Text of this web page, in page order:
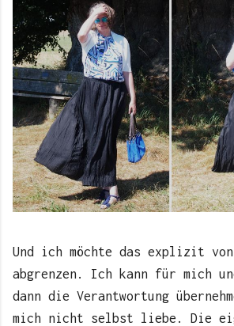
Und ich möchte das explizit von
abgrenzen. Ich kann für mich
dann die Verantwortung
mich nicht selbst liebe. Die